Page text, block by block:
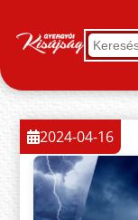
2024-04-16